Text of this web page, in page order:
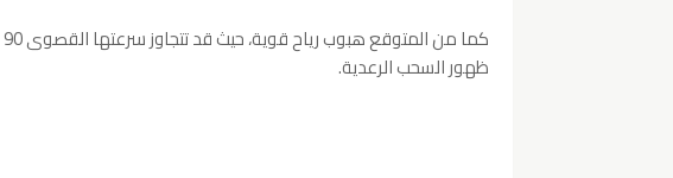
ظهور السحب الرعدية.